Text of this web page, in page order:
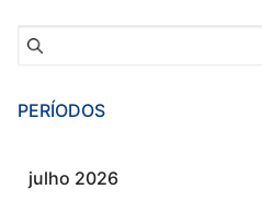
Pesquisar
PERÍODOS
julho 2026